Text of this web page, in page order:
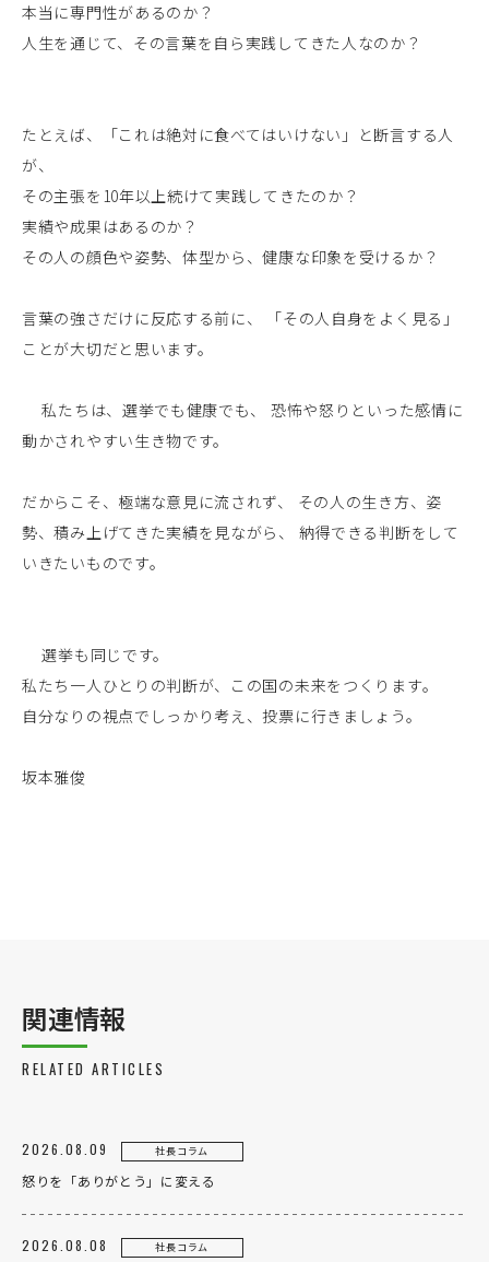
製造・工場
本当に専門性があるのか？
人生を通じて、その言葉を自ら実践してきた人なのか？
たとえば、「これは絶対に食べてはいけない」と断言する人
が、
その主張を10年以上続けて実践してきたのか？
実績や成果はあるのか？
その人の顔色や姿勢、体型から、健康な印象を受けるか？
言葉の強さだけに反応する前に、 「その人自身をよく見る」
ことが大切だと思います。
私たちは、選挙でも健康でも、 恐怖や怒りといった感情に
動かされやすい生き物です。
だからこそ、極端な意見に流されず、 その人の生き方、姿
勢、積み上げてきた実績を見ながら、 納得できる判断をして
いきたいものです。
選挙も同じです。
私たち一人ひとりの判断が、この国の未来をつくります。
自分なりの視点でしっかり考え、投票に行きましょう。
坂本雅俊
関連情報
RELATED ARTICLES
2026.08.09 社長コラム
怒りを「ありがとう」に変える
2026.08.08 社長コラム